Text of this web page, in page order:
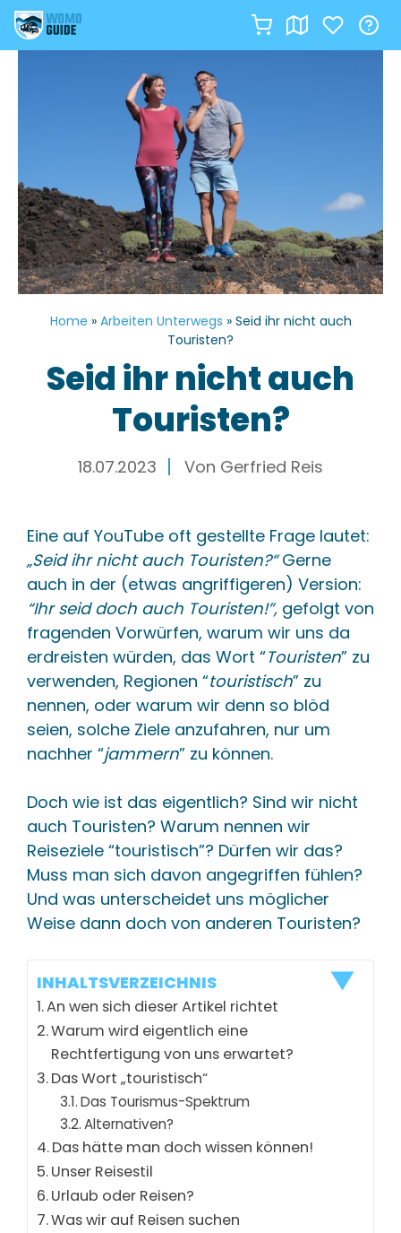
Home » Arbeiten Unterwegs » Seid ihr nicht auch
Touristen?
Seid ihr nicht auch
Touristen?
18.07.2023 Von Gerfried Reis
Eine auf YouTube oft gestellte Frage lautet:
„Seid ihr nicht auch Touristen?“Gerne
auch in der (etwas angriffigeren) Version:
“Ihr seid doch auch Touristen!”, gefolgt von
fragenden Vorwürfen, warum wir uns da
erdreisten würden, das Wort “Touristen” zu
verwenden, Regionen “touristisch” zu
nennen, oder warum wir denn so blöd
seien, solche Ziele anzufahren, nur um
nachher “jammern” zu können.
Doch wie ist das eigentlich? Sind wir nicht
auch Touristen? Warum nennen wir
Reiseziele “touristisch”? Dürfen wir das?
Muss man sich davon angegriffen fühlen?
Und was unterscheidet uns möglicher
Weise dann doch von anderen Touristen?
INHALTSVERZEICHNIS
An wen sich dieser Artikel richtet
Warum wird eigentlich eine
Rechtfertigung von uns erwartet?
Das Wort „touristisch“
Das Tourismus-Spektrum
Alternativen?
Das hätte man doch wissen können!
Unser Reisestil
Urlaub oder Reisen?
Was wir auf Reisen suchen